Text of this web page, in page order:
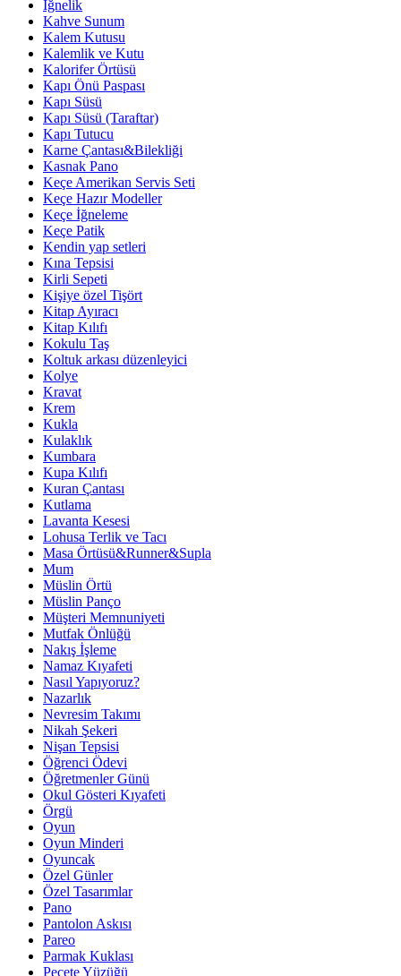
İğnelik
Kahve Sunum
Kalem Kutusu
Kalemlik ve Kutu
Kalorifer Örtüsü
Kapı Önü Paspası
Kapı Süsü
Kapı Süsü (Taraftar)
Kapı Tutucu
Karne Çantası&Bilekliği
Kasnak Pano
Keçe Amerikan Servis Seti
Keçe Hazır Modeller
Keçe İğneleme
Keçe Patik
Kendin yap setleri
Kına Tepsisi
Kirli Sepeti
Kişiye özel Tişört
Kitap Ayıracı
Kitap Kılıfı
Kokulu Taş
Koltuk arkası düzenleyici
Kolye
Kravat
Krem
Kukla
Kulaklık
Kumbara
Kupa Kılıfı
Kuran Çantası
Kutlama
Lavanta Kesesi
Lohusa Terlik ve Tacı
Masa Örtüsü&Runner&Supla
Mum
Müslin Örtü
Müslin Panço
Müşteri Memnuniyeti
Mutfak Önlüğü
Nakış İşleme
Namaz Kıyafeti
Nasıl Yapıyoruz?
Nazarlık
Nevresim Takımı
Nikah Şekeri
Nişan Tepsisi
Öğrenci Ödevi
Öğretmenler Günü
Okul Gösteri Kıyafeti
Örgü
Oyun
Oyun Minderi
Oyuncak
Özel Günler
Özel Tasarımlar
Pano
Pantolon Askısı
Pareo
Parmak Kuklası
Peçete Yüzüğü